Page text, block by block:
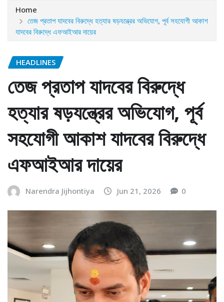
Home
তেজ প্রতাপ যাদবের বিরুদ্ধে হত্যার ষড়যন্ত্রের অভিযোগ, পূর্ব সহযোগী আকাশ
যাদবের বিরুদ্ধে এফআইআর দায়ের
HEADLINES
তেজ প্রতাপ যাদবের বিরুদ্ধে
হত্যার ষড়যন্ত্রের অভিযোগ, পূর্ব
সহযোগী আকাশ যাদবের বিরুদ্ধে
এফআইআর দায়ের
Narendra Jijhontiya Jun 21, 2026 0